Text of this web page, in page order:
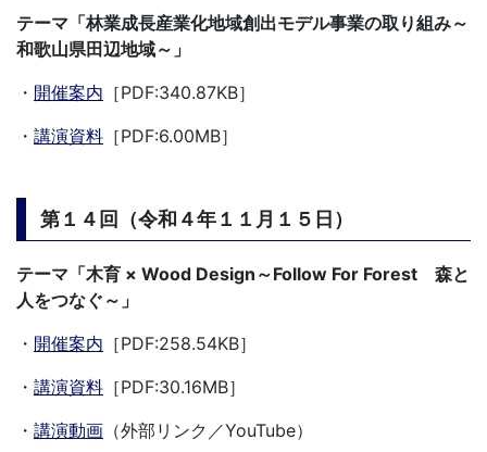
テーマ「林業成長産業化地域創出モデル事業の取り組み～
和歌山県田辺地域～」
・ 開催案内 ［PDF:340.87KB］
・ 講演資料 ［PDF:6.00MB］
第１４回（令和４年１１月１５日）
テーマ「木育 × Wood Design ～Follow For Forest 森と
人をつなぐ ～」
・ 開催案内 ［PDF:258.54KB］
・ 講演資料 ［PDF:30.16MB］
・ 講演動画 （外部リンク／YouTube）